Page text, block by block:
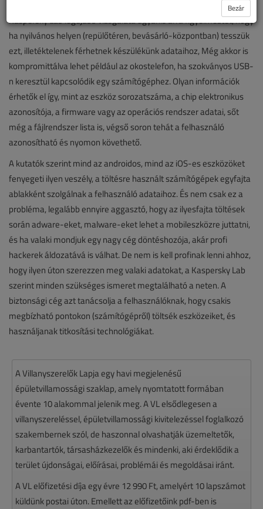
Kaspersky Lab legújabb vizsgálata ugyanis arra figyelmeztet, hogy
ha nyilvános helyen (repülőtéren, bevásárló-központban) tesszük
ezt, illetéktelenek férhetnek készülékünk adataihoz, Még akkor is
kompromittálva lehet például az okostelefon, ha szokványos USB-
n keresztül kapcsolódik egy számítógéphez. Olyan információk
érhetők el így, mint az eszköz sorozatszáma, a chip elektronikus
azonosítója, a firmware vagy az operációs rendszer adatai, sőt
még a fájlrendszer lista is, végső soron tehát a felhasználó
azonosítható és nyomon követhető.
A kutatók szerint mind az androidos, mind az iOS-es eszközöket
fenyegeti ilyen veszély, a töltésre használt számítógépek egyfajta
ablakként szolgálnak a felhasználó adataihoz. És nem csak ez a
probléma, legalább ennyire aggasztó, hogy az ilyesfajta töltések
során adware-eket, malware-eket lehet a mobileszközre juttatni,
és ha valaki mondjuk egy nagy cég döntéshozója, akár profi
hackerek áldozatává is válhat. De nem is kell profinak lenni ahhoz,
hogy ilyen úton szerezzen meg valaki adatokat, a Kaspersky Lab
szerint minden szükséges ismeret megtalálható a neten. A
biztonsági cég azt tanácsolja a felhasználóknak, hogy csakis
megbízható pontokon (számítógépről) töltsék eszközeiket, és
használjanak titkosítási technológiákat.
A Villanyszerelők Lapja egy havi megjelenésű
épületvillamossági szaklap, amely nyomtatott formában
évente 10 alakommal jelenik meg. A VL elsődlegesen a
villanyszereléssel, épületvillamossági kivitelezéssel foglalkozó
szakembernek szól, de haszonnal olvashatják üzemeltetők,
karbantartók, társasházkezelők és mindenki, aki érdeklődik a
terület újdonságai, előírásai, problémái és megoldásai iránt.
A VL előfizetési díja egy évre 12 990 Ft, amelyért 10 lapszámot
küldünk postai úton. Emellett az előfizetőink pdf-ben is
Bezár